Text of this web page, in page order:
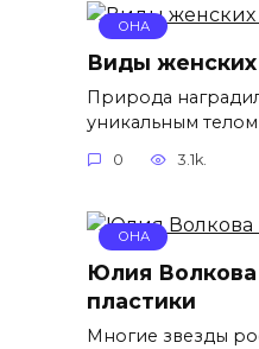
ОНА
Виды женских
Природа
уникальным телом
0 3.1k.
ОНА
Юлия Волкова
пластики
Многие звезды